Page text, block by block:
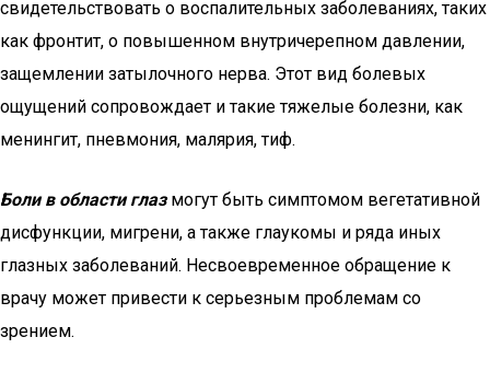
свидетельствовать о воспалительных заболеваниях, таких
как фронтит, о повышенном внутричерепном давлении,
защемлении затылочного нерва. Этот вид болевых
ощущений сопровождает и такие тяжелые болезни, как
менингит, пневмония, малярия, тиф.
Боли в области глазмогут быть симптомом вегетативной
дисфункции, мигрени, а также глаукомы и ряда иных
глазных заболеваний. Несвоевременное обращение к
врачу может привести к серьезным проблемам со
зрением.